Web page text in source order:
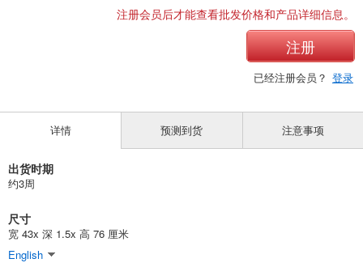
注册会员后才能查看批发价格和产品详细信息。
注册
已经注册会员？ 登录
详情
出货时期
约3周
尺寸
宽 43x 深 1.5x 高 76 厘米
English
预测到货 注意事项